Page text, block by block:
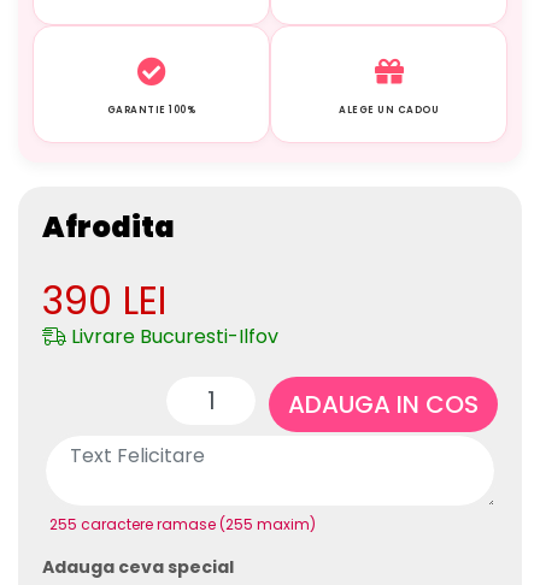
GARANTIE 100% ALEGE UN CADOU
Afrodita
390 LEI
Livrare Bucuresti-Ilfov
ADAUGA IN COS
255 caractere ramase (255 maxim)
Adauga ceva special